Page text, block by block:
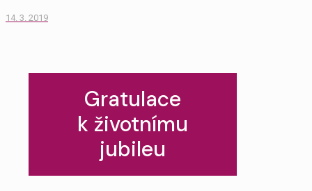
14. 3. 2019
Gratulace
k životnímu
jubileu